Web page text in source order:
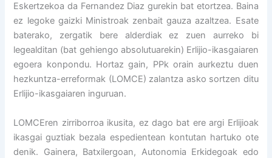
Eskertzekoa da Fernandez Diaz gurekin bat etortzea. Baina
ez legoke gaizki Ministroak zenbait gauza azaltzea. Esate
baterako, zergatik bere alderdiak ez zuen aurreko bi
legealditan (bat gehiengo absolutuarekin) Erlijio-ikasgaiaren
egoera konpondu. Hortaz gain, PPk orain aurkeztu duen
hezkuntza-erreformak (LOMCE) zalantza asko sortzen ditu
Erlijio-ikasgaiaren inguruan.
LOMCEren zirriborroa ikusita, ez dago bat ere argi Erlijioak
ikasgai guztiak bezala espedientean kontutan hartuko ote
denik. Gainera, Batxilergoan, Autonomia Erkidegoak edo